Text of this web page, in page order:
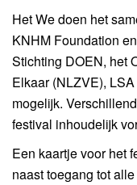
Het We doen het
KNHM Foundation
Stichting DOEN, het
Elkaar (NLZVE),
mogelijk.
festival inhoudelijk
Een kaartje voor het
naast toegang tot